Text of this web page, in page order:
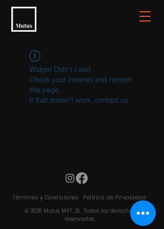
Widget Didn’t Load
Check your internet and refresh
this page.
If that doesn’t work, contact us.
Términos y Condiciones
Política de Privacidad
© 2026 Mutus MKT, SL. Todos los derechos
reservados.